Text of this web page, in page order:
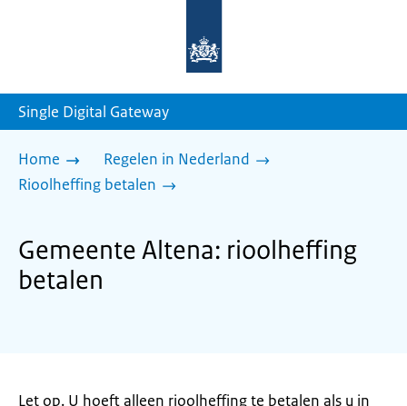
homepage
Single Digital Gateway
Home
Regelen in Nederland
Rioolheffing betalen
Gemeente Altena: rioolheffing
betalen
Let op. U hoeft alleen rioolheffing te betalen als u in